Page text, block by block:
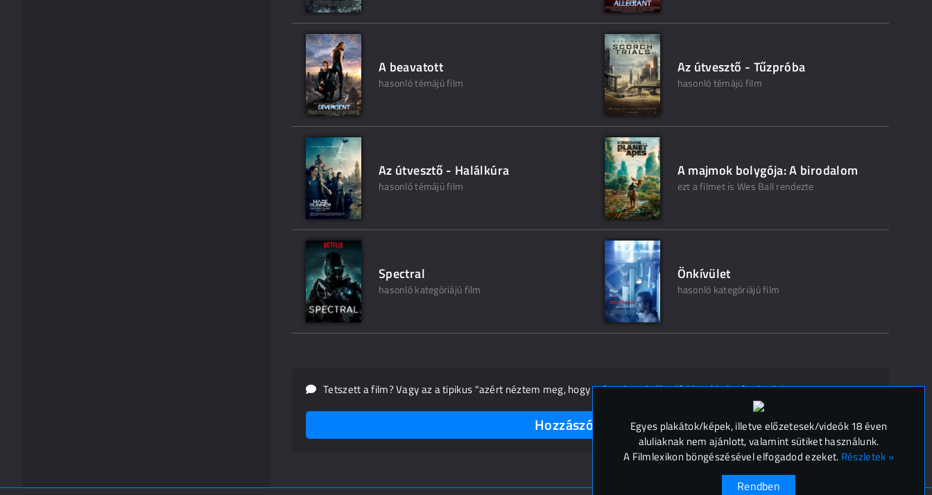
A beavatott
hasonló témájú film
Az útvesztő - Tűzpróba
hasonló témájú film
Az útvesztő - Halálkúra
hasonló témájú film
A majmok bolygója: A birodalom
ezt a filmet is Wes Ball rendezte
Spectral
hasonló kategóriájú film
Önkívület
hasonló kategóriájú film
Tetszett a film? Vagy az a tipikus "azért néztem meg, hogy másnak ne kelljen"? Mondd el másoknak is!
Hozzászólások (0)
Egyes plakátok/képek, illetve előzetesek/videók 18 éven
aluliaknak nem ajánlott, valamint sütiket használunk.
A Filmlexikon böngészésével elfogadod ezeket. Részletek »
Rendben